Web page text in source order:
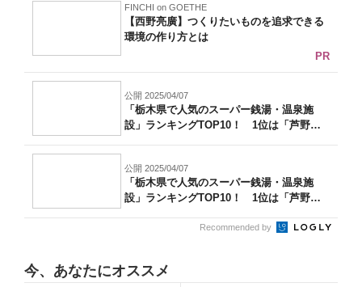
FINCHI on GOETHE
【西野亮廣】つくりたいものを追求できる
環境の作り方とは
PR
公開 2025/04/07
「栃木県で人気のスーパー銭湯・温泉施
設」ランキングTOP10！ 1位は「芦野温
公開 2025/04/07
「栃木県で人気のスーパー銭湯・温泉施
設」ランキングTOP10！ 1位は「芦野温
Recommended by
今、あなたにオススメ